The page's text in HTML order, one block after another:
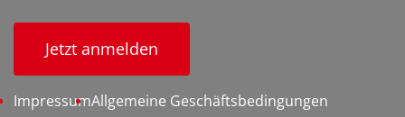
Jetzt anmelden
ImpressumAllgemeine Geschäftsbedingungen